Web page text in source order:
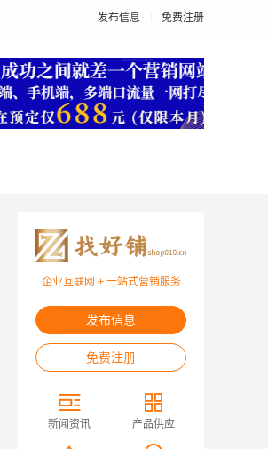
发布信息 免费注册
企业互联网 + 一站式营销服务
发布信息
免费注册
新闻资讯 产品供应